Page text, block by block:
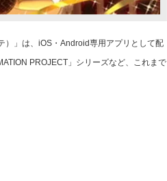
）」は、iOS・Android専用アプリとして配
PROJECT」シリーズなど、これまで